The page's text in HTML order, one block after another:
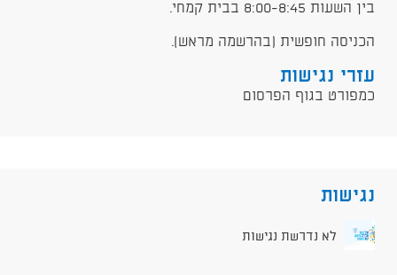
בין השעות 8:00-8:45 בבית קמחי.
הכניסה חופשית (בהרשמה מראש).
עזרי נגישות
כמפורט בגוף הפרסום
נגישות
לא נדרשת נגישות